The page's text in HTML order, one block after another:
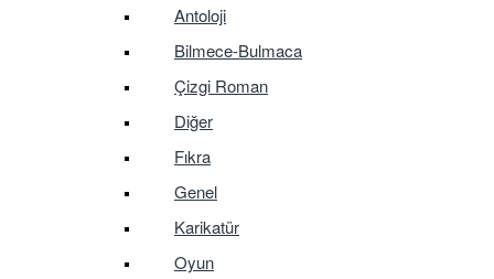
Antoloji
Bilmece-Bulmaca
Çizgi Roman
Diğer
Fıkra
Genel
Karikatür
Oyun